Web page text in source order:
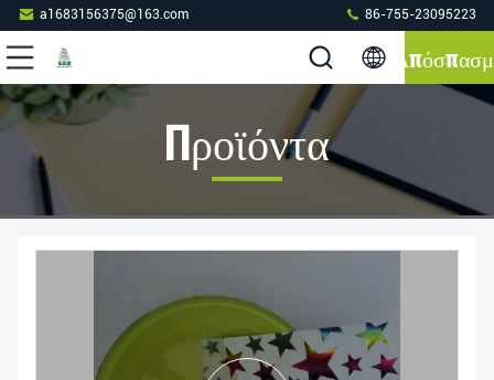
a1683156375@163.com 86-755-23095223
Προϊόντα